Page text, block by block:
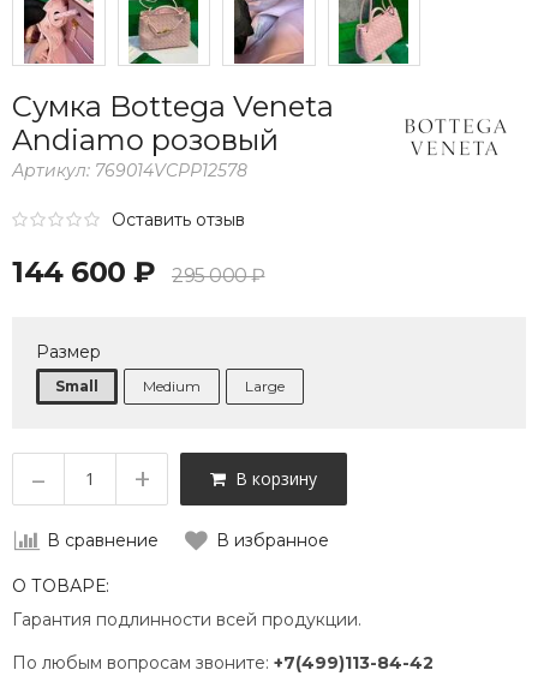
Сумка Bottega Veneta
Andiamo розовый
Артикул: 769014VCPP12578
Оставить отзыв
144 600 ₽ 295 000 ₽
Размер
Small Medium Large
– + В корзину
В сравнение В избранное
О ТОВАРЕ:
Гарантия подлинности всей продукции.
По любым вопросам звоните: +7(499)113-84-42